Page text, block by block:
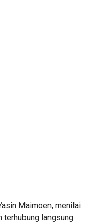
Maimoen, menilai
langsung